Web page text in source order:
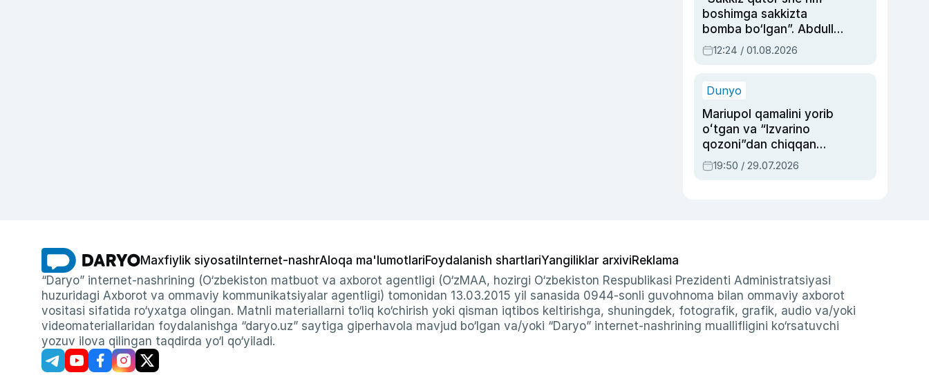
boshimga sakkizta
bomba bo‘lgan”. Abdulla
Oripovni siyosiy
ayblovlardan asrab
12:24 / 01.08.2026
Dunyo
Mariupol qamalini yorib
oʻtgan va “Izvarino
qozoni”dan chiqqan
qahramon — Ukraina
armiyasi bosh
19:50 / 29.07.2026
Maxfiylik siyosati Internet-nashrAloqa ma'lumotlariFoydalanish shartlariYangiliklar arxiviReklama
“Daryo” internet-nashrining (O‘zbekiston matbuot va axborot agentligi (O‘zMAA, hozirgi O‘zbekiston Respublikasi Prezidenti Administratsiyasi
huzuridagi Axborot va ommaviy kommunikatsiyalar agentligi) tomonidan 13.03.2015 yil sanasida 0944-sonli guvohnoma bilan ommaviy axborot
vositasi sifatida ro‘yxatga olingan. Matnli materiallarni to‘liq ko‘chirish yoki qisman iqtibos keltirishga, shuningdek, fotografik, grafik, audio va/yoki
videomateriallaridan foydalanishga “daryo.uz” saytiga giperhavola mavjud bo‘lgan va/yoki “Daryo” internet-nashrining muallifligini ko‘rsatuvchi
yozuv ilova qilingan taqdirda yo‘l qo‘yiladi.